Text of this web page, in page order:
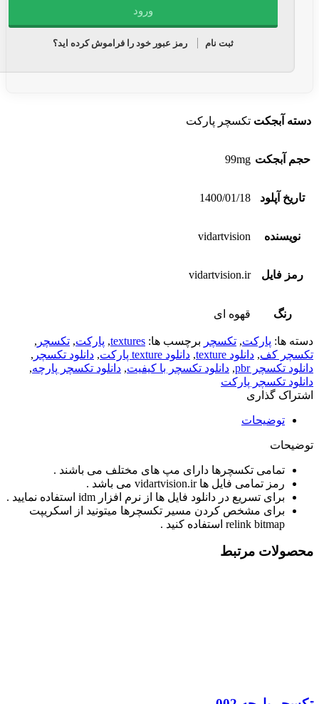
ثبت نام رمز عبور خود را فراموش کرده اید؟
دسته آبجکت تکسچر پارکت
حجم آبجکت 99mg
تاریخ آپلود 1400/01/18
نویسنده vidartvision
رمز فایل vidartvision.ir
رنگ قهوه ای
دسته ها: پارکت, تکسچر برچسب ها: textures
, پارکت, تکسچر ,
تکسچر کف, دانلود texture , دانلود texture پارکت , دانلود تکسچر ,
دانلود تکسچر pbr
, دانلود تکسچر با کیفیت, دانلود تکسچر پارچه,
دانلود تکسچر پارکت
اشتراک گذاری
توضیحات
توضیحات
تمامی تکسچرها دارای مپ های مختلف می باشند .
رمز تمامی فایل ها vidartvision.ir می باشد .
برای تسریع در دانلود فایل ها از نرم افزار idm استفاده نمایید .
برای مشخص کردن مسیر تکسچرها میتونید از اسکریپت
relink bitmap استفاده کنید .
محصولات مرتبط